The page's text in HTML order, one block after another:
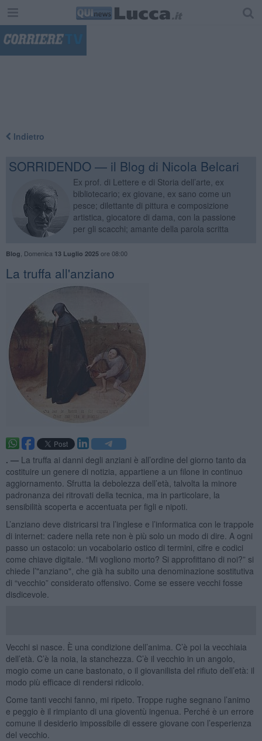
Indietro
SORRIDENDO — il Blog di Nicola Belcari
Ex prof. di Lettere e di Storia dell’arte, ex
bibliotecario; ex giovane, ex sano come un
pesce; dilettante di pittura e composizione
artistica, giocatore di dama, con la passione
per gli scacchi; amante della parola scritta
Blog Domenica 13 Luglio 2025ore 08:00
La truffa all'anziano
. — La truffa ai danni degli anziani è all’ordine del giorno tanto da
costituire un genere di notizia, appartiene a un filone in continuo
aggiornamento. Sfrutta la debolezza dell’età, talvolta la minore
padronanza dei ritrovati della tecnica, ma in particolare, la
sensibilità scoperta e accentuata per figli e nipoti.
L’anziano deve districarsi tra l’inglese e l’informatica con le trappole
di internet: cadere nella rete non è più solo un modo di dire. A ogni
passo un ostacolo: un vocabolario ostico di termini, cifre e codici
come chiave digitale. “Mi vogliono morto? Si approfittano di noi?” si
chiede l’"anziano", che già ha subito una denominazione sostitutiva
di “vecchio” considerato offensivo. Come se essere vecchi fosse
disdicevole.
Vecchi si nasce. È una condizione dell’anima. C’è poi la vecchiaia
dell’età. C’è la noia, la stanchezza. C’è il vecchio in un angolo,
mogio come un cane bastonato, o il giovanilista del rifiuto dell’età: il
modo più efficace di rendersi ridicolo.
Come tanti vecchi fanno, mi ripeto. Troppe rughe segnano l’animo
e peggio è il rimpianto di una gioventù ingenua. Perché è un errore
comune il desiderio impossibile di essere giovane con l’esperienza
del vecchio.